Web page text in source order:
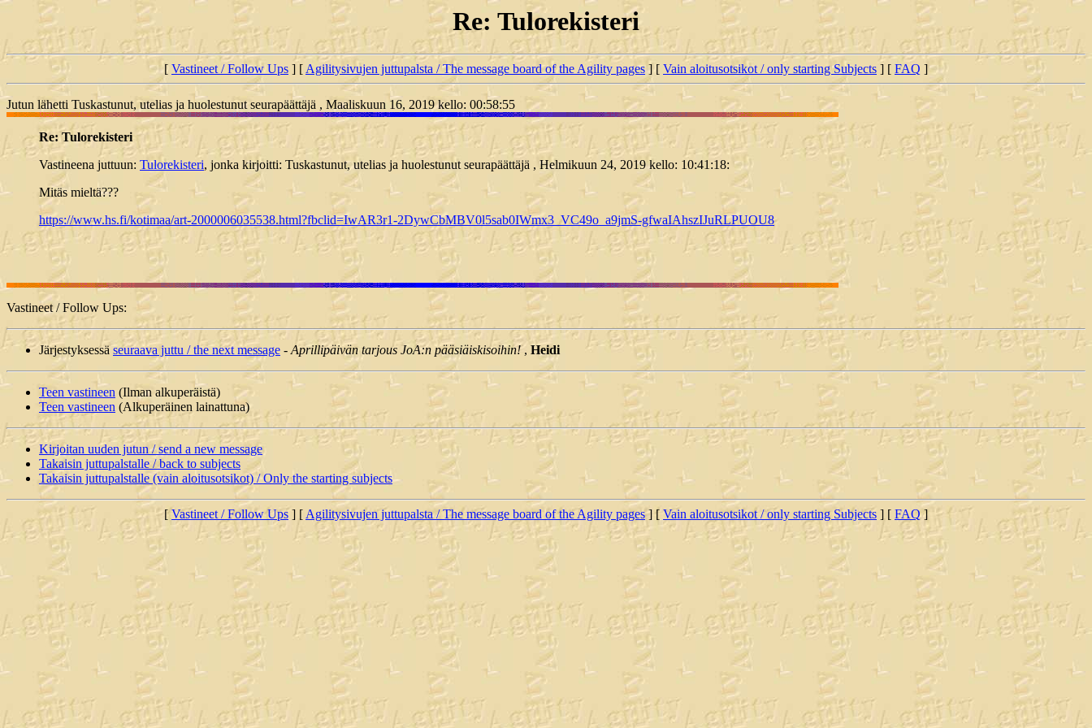
Re: Tulorekisteri
[ Vastineet / Follow Ups ] [Agilitysivujen juttupalsta / The message board of the Agility pages] [ Vain aloitusotsikot / only starting Subjects ] [ FAQ ]
Jutun lähetti Tuskastunut, utelias ja huolestunut seurapäättäjä , Maaliskuun 16, 2019 kello: 00:58:55
Re: Tulorekisteri
Vastineena juttuun: Tulorekisteri, jonka kirjoitti: Tuskastunut, utelias ja huolestunut seurapäättäjä , Helmikuun 24, 2019 kello: 10:41:18:
Mitäs mieltä???
https://www.hs.fi/kotimaa/art-2000006035538.html?fbclid=IwAR3r1-2DywCbMBV0l5sab0IWmx3_VC49o_a9jmS-gfwaIAhszIJuRLPUOU8
Vastineet / Follow Ups:
Järjestyksessäseuraava juttu / the next message -Aprillipäivän tarjous JoA:n pääsiäiskisoihin!, Heidi
Teen vastineen (Ilman alkuperäistä)
Teen vastineen (Alkuperäinen lainattuna)
Kirjoitan uuden jutun / send a new message
Takaisin juttupalstalle / back to subjects
Takaisin juttupalstalle (vain aloitusotsikot) / Only the starting subjects
[Vastineet / Follow Ups ] [Agilitysivujen juttupalsta / The message board of the Agility pages] [ Vain aloitusotsikot / only starting Subjects ] [ FAQ]